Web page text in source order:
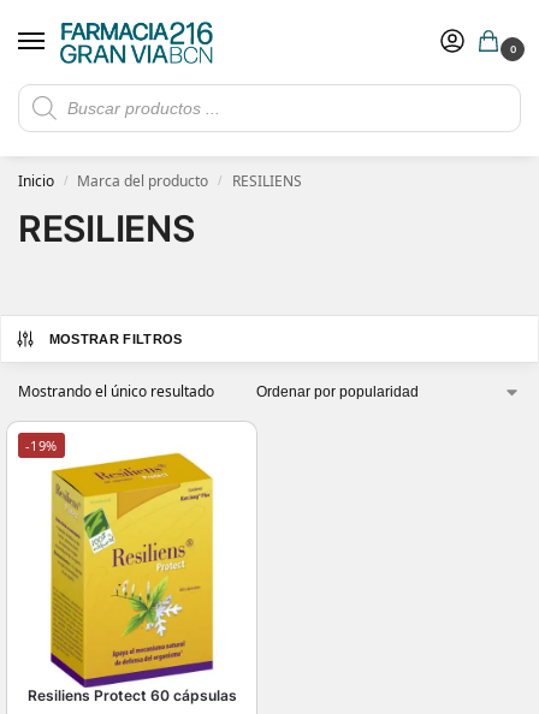
0
Rebajas de verano hasta -30%
​ 5€ de descuento con el cupón 5GRANVIA (compras superiores a 150€)
Inicio / Marca del producto / RESILIENS
RESILIENS
MOSTRAR FILTROS
Mostrando el único resultado
-19%
Resiliens Protect 60 cápsulas